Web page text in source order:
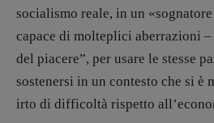
Pasolini 1922-2022
Psichedelia
Scienza
Stranimondi
Tornare a Ballard
socialismo reale, in un
capace di molteplici aberrazioni –
del piacere”, per usare le stesse
sostenersi in un contesto che si è
irto di difficoltà rispetto